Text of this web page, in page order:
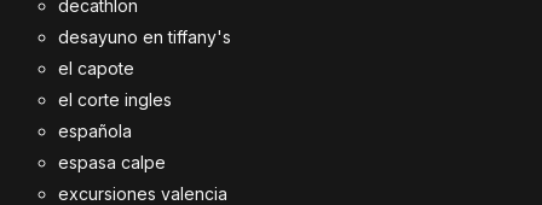
decathlon
desayuno en tiffany's
el capote
el corte ingles
española
espasa calpe
excursiones valencia